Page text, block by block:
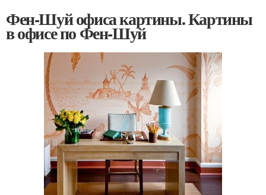
Фен-Шуй офиса картины. Картины
в офисе по Фен-Шуй